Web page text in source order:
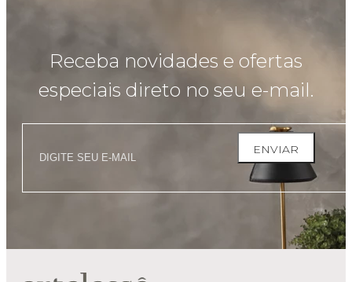
Receba novidades e ofertas
especiais direto no seu e-mail.
ENVIAR